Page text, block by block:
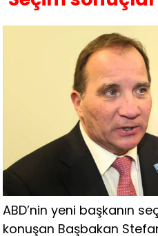
ABD’nin yeni başkanın
konuşan Başbakan